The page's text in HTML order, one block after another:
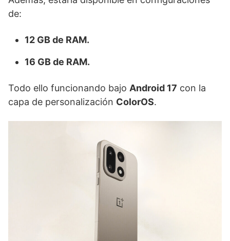
de:
12 GB de RAM.
16 GB de RAM.
Todo ello funcionando bajo Android 17 con la
capa de personalización ColorOS.